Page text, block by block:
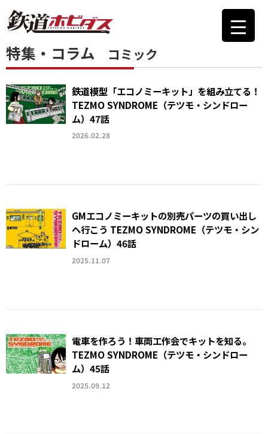
特集・コラム コミック
鉄道模型「エコノミーキット」を組み立てる！
TEZMO SYNDROME（テツモ・シンドロー
ム）47話
2026.02.28
GMエコノミーキットの別売パーツの買い出し
へ行こう TEZMO SYNDROME（テツモ・シン
ドローム）46話
2025.11.07
電車を作ろう！車両工作会でキットを知る。
TEZMO SYNDROME（テツモ・シンドロー
ム）45話
2025.09.12